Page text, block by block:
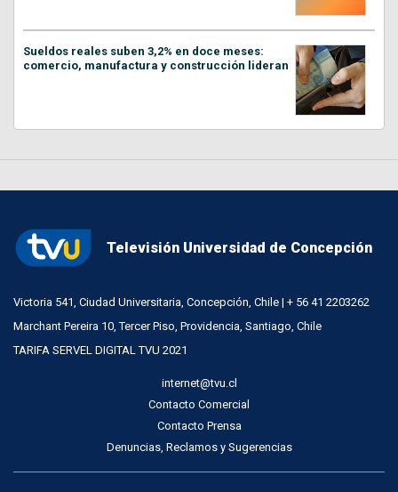
Sueldos reales suben 3,2% en doce meses:
comercio, manufactura y construcción lideran
Televisión Universidad de Concepción
Victoria 541, Ciudad Universitaria, Concepción, Chile | + 56 41 2203262
Marchant Pereira 10, Tercer Piso, Providencia, Santiago, Chile
TARIFA SERVEL DIGITAL TVU 2021
internet@tvu.cl
Contacto Comercial
Contacto Prensa
Denuncias, Reclamos y Sugerencias